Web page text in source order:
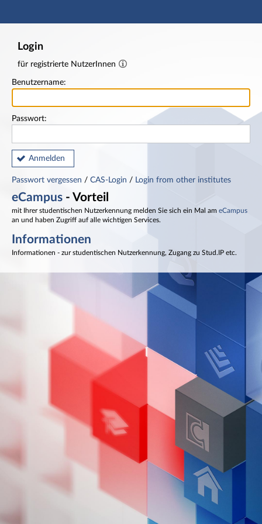
Hauptnavigation
Login
für registrierte NutzerInnen
Benutzername:
Passwort:
Anmelden
Passwort vergessen / CAS-Login / Login from other institutes
eCampus - Vorteil
mit Ihrer studentischen Nutzerkennung melden Sie sich ein Mal am eCampus
an und haben Zugriff auf alle wichtigen Services.
Informationen
Informationen - zur studentischen Nutzerkennung, Zugang zu Stud.IP etc.